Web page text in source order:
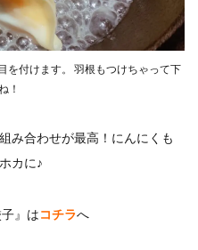
を付けます。 羽根もつけちゃって下
！
み合わせが最高！にんにくも
カに♪
』はコチラへ